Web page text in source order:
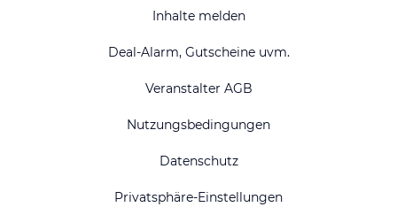
Inhalte melden
Deal-Alarm, Gutscheine uvm.
Veranstalter AGB
Nutzungsbedingungen
Datenschutz
Privatsphäre-Einstellungen